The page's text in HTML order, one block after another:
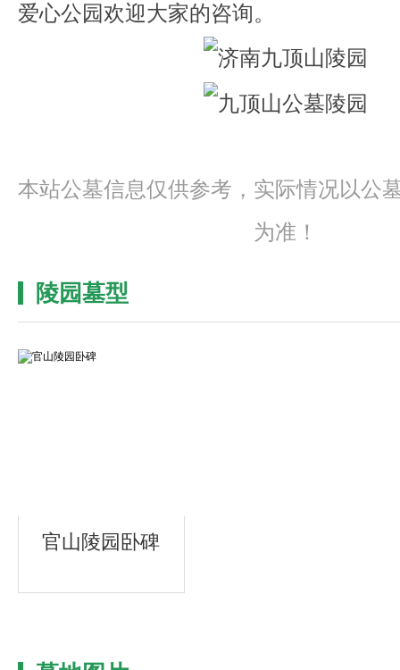
爱心公园欢迎大家的咨询。
本站公墓信息仅供参考，实际情况以公
为准！
陵园墓型
官山陵园卧碑